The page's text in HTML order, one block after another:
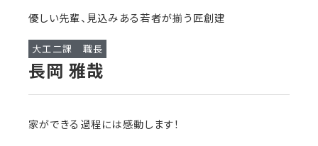
優しい先輩、見込みある若者が揃う匠創建
大工二課 職長
長岡 雅哉
家ができる過程には感動します！